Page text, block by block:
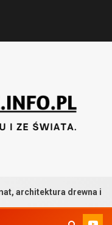
i bezkompromisowa